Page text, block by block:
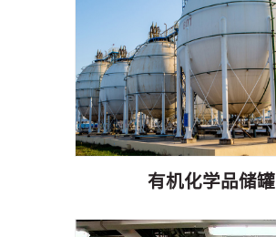
有机化学品储罐